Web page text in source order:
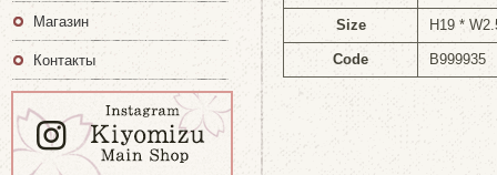
Size H19 *
Code B999935
Магазин
Контакты